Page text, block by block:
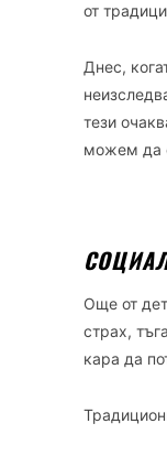
от
Днес,
тези
можем да
Още от
страх,
кара да